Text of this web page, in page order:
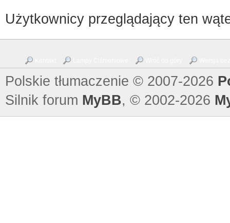
Użytkownicy przeglądający ten
Polskie tłumaczenie © 2007-2026
Silnik forum MyBB, © 2002-2026